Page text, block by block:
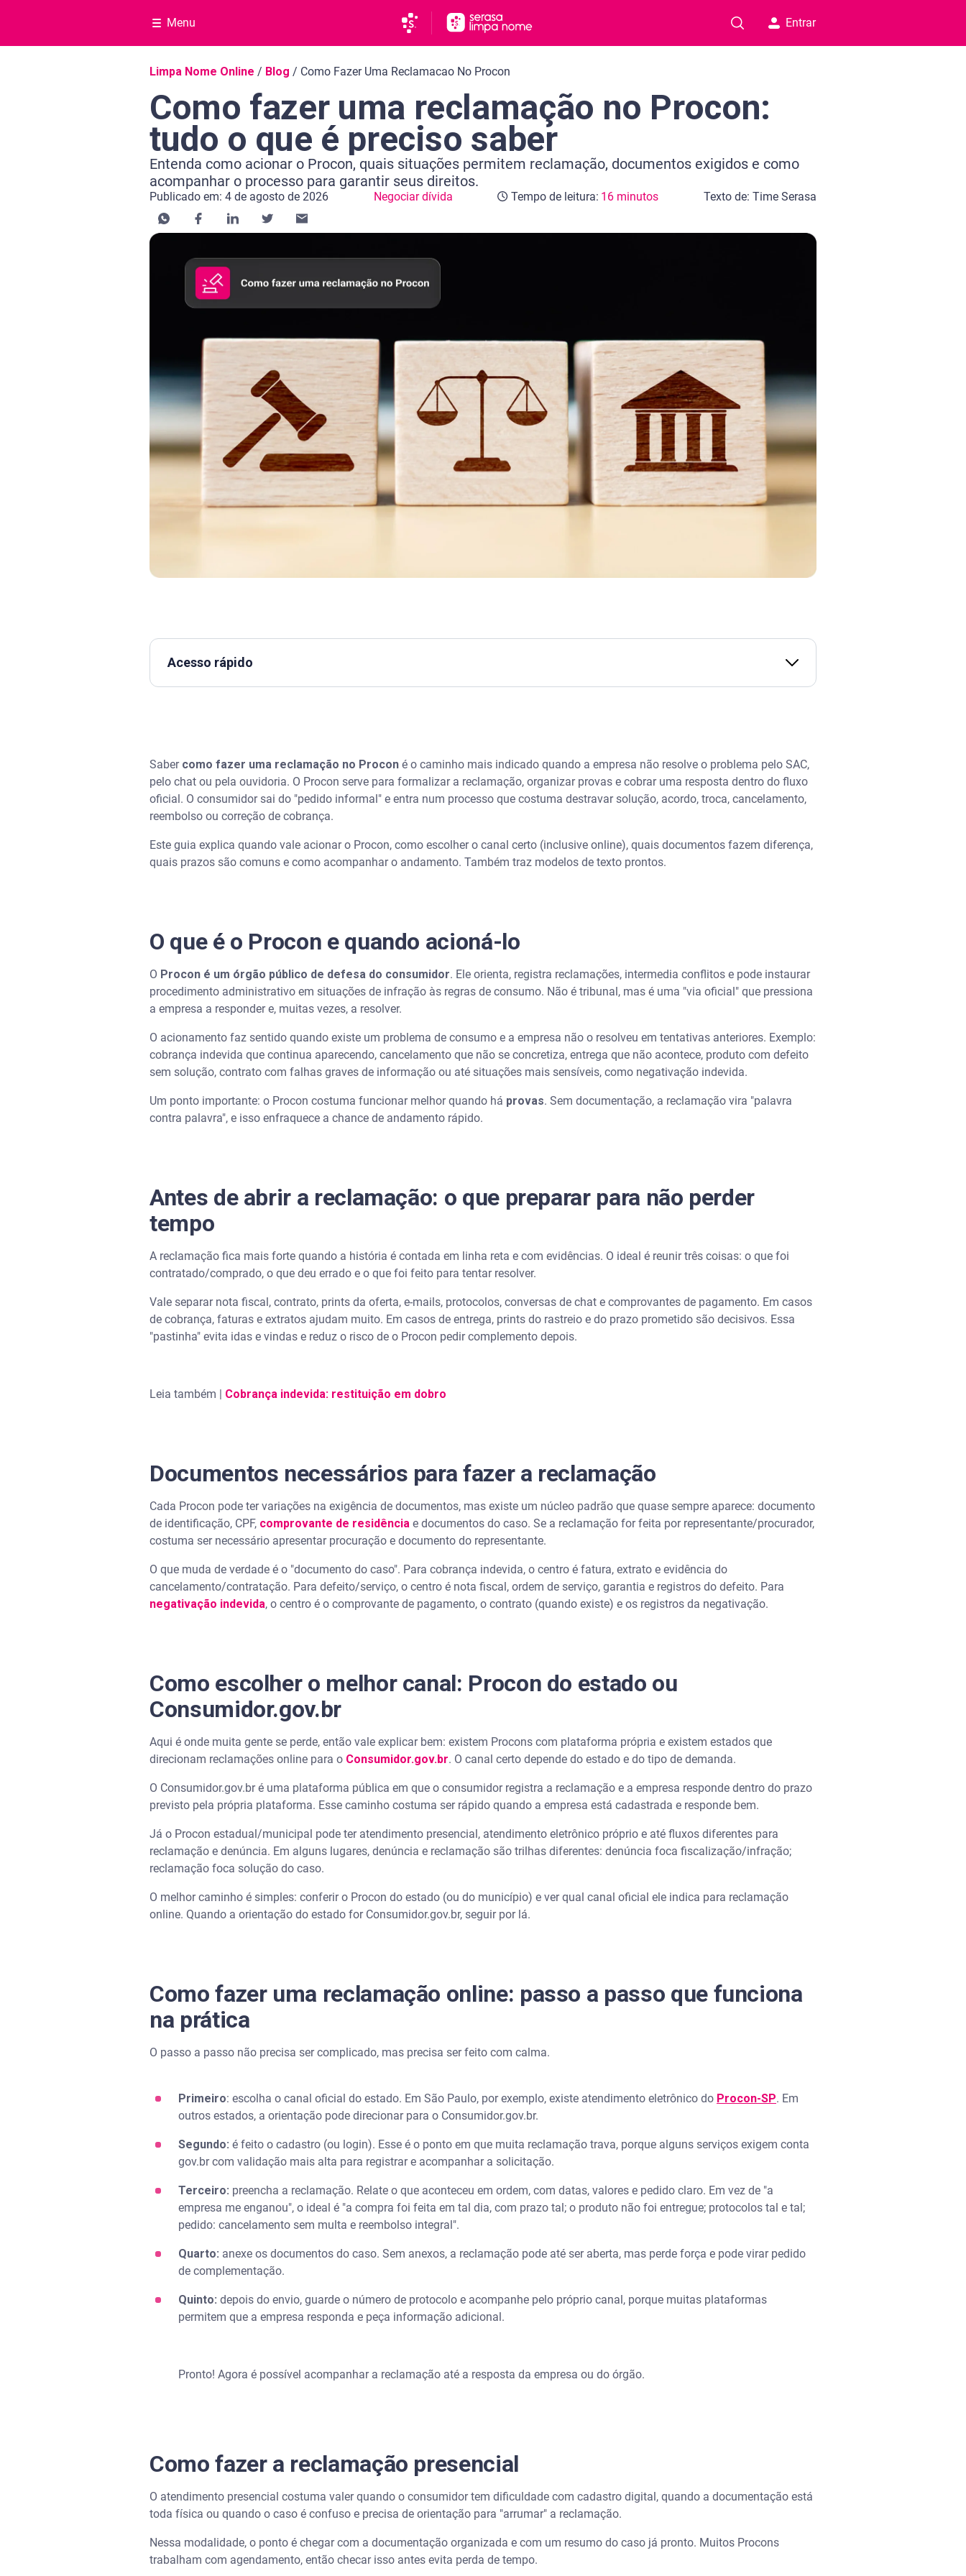
Menu Entrar
Navegação do blog
Limpa Nome Online / Blog / Como Fazer Uma Reclamacao No Procon
Como fazer uma reclamação no Procon:
tudo o que é preciso saber
Entenda como acionar o Procon, quais situações permitem reclamação, documentos exigidos e como
acompanhar o processo para garantir seus direitos.
Publicado em: 4 de agosto de 2026 Negociar dívida
Categoria Negociar dívida Tempo de leitura: 16 minutos
Tempo de leitura: 16 minutos Texto de: Time Serasa
Acesso rápido
Documentos necessários para fazer a reclamação
Como escolher o melhor canal: Procon do estado ou Consumidor.gov.br
Como fazer uma reclamação online: passo a passo que funciona na prática
Tabela de prazos médios (referência)
Como escrever uma reclamação que a empresa e o Procon entendam rapidamente
O que acontece quando alguém denuncia uma empresa no Procon?
Cuidados na hora de escolher empresas e serviços
O que são danos morais?
Monitore as finanças para evitar que o problema vire uma bola de neve
Se a dívida for legítima, negocie com segurança no Serasa Limpa Nome
Perguntas frequentes sobre como fazer reclamação no Procon
O que preciso para abrir uma reclamação no Procon?
Quais motivos pode denunciar uma empresa?
Saber como fazer uma reclamação no Procon é o caminho mais indicado quando a empresa não resolve o problema pelo SAC,
pelo chat ou pela ouvidoria. O Procon serve para formalizar a reclamação, organizar provas e cobrar uma resposta dentro do fluxo
oficial. O consumidor sai do "pedido informal" e entra num processo que costuma destravar solução, acordo, troca, cancelamento,
reembolso ou correção de cobrança.
Este guia explica quando vale acionar o Procon, como escolher o canal certo (inclusive online), quais documentos fazem diferença,
quais prazos são comuns e como acompanhar o andamento. Também traz modelos de texto prontos.
O que é o Procon e quando acioná-lo
O Procon é um órgão público de defesa do consumidor. Ele orienta, registra reclamações, intermedia conflitos e pode instaurar
procedimento administrativo em situações de infração às regras de consumo. Não é tribunal, mas é uma "via oficial" que pressiona
a empresa a responder e, muitas vezes, a resolver.
O acionamento faz sentido quando existe um problema de consumo e a empresa não o resolveu em tentativas anteriores. Exemplo:
cobrança indevida que continua aparecendo, cancelamento que não se concretiza, entrega que não acontece, produto com defeito
sem solução, contrato com falhas graves de informação ou até situações mais sensíveis, como negativação indevida.
Um ponto importante: o Procon costuma funcionar melhor quando há provas. Sem documentação, a reclamação vira "palavra
contra palavra", e isso enfraquece a chance de andamento rápido.
Antes de abrir a reclamação: o que preparar para não perder
tempo
A reclamação fica mais forte quando a história é contada em linha reta e com evidências. O ideal é reunir três coisas: o que foi
contratado/comprado, o que deu errado e o que foi feito para tentar resolver.
Vale separar nota fiscal, contrato, prints da oferta, e-mails, protocolos, conversas de chat e comprovantes de pagamento. Em casos
de cobrança, faturas e extratos ajudam muito. Em casos de entrega, prints do rastreio e do prazo prometido são decisivos. Essa
"pastinha" evita idas e vindas e reduz o risco de o Procon pedir complemento depois.
Leia também | Cobrança indevida: restituição em dobro
Documentos necessários para fazer a reclamação
Cada Procon pode ter variações na exigência de documentos, mas existe um núcleo padrão que quase sempre aparece: documento
de identificação, CPF, comprovante de residência e documentos do caso. Se a reclamação for feita por representante/procurador,
costuma ser necessário apresentar procuração e documento do representante.
O que muda de verdade é o "documento do caso". Para cobrança indevida, o centro é fatura, extrato e evidência do
cancelamento/contratação. Para defeito/serviço, o centro é nota fiscal, ordem de serviço, garantia e registros do defeito. Para
negativação indevida, o centro é o comprovante de pagamento, o contrato (quando existe) e os registros da negativação.
Como escolher o melhor canal: Procon do estado ou
Consumidor.gov.br
Aqui é onde muita gente se perde, então vale explicar bem: existem Procons com plataforma própria e existem estados que
direcionam reclamações online para o Consumidor.gov.br. O canal certo depende do estado e do tipo de demanda.
O Consumidor.gov.br é uma plataforma pública em que o consumidor registra a reclamação e a empresa responde dentro do prazo
previsto pela própria plataforma. Esse caminho costuma ser rápido quando a empresa está cadastrada e responde bem.
Já o Procon estadual/municipal pode ter atendimento presencial, atendimento eletrônico próprio e até fluxos diferentes para
reclamação e denúncia. Em alguns lugares, denúncia e reclamação são trilhas diferentes: denúncia foca fiscalização/infração;
reclamação foca solução do caso.
O melhor caminho é simples: conferir o Procon do estado (ou do município) e ver qual canal oficial ele indica para reclamação
online. Quando a orientação do estado for Consumidor.gov.br, seguir por lá.
Como fazer uma reclamação online: passo a passo que funciona
na prática
O passo a passo não precisa ser complicado, mas precisa ser feito com calma.
Primeiro: escolha o canal oficial do estado. Em São Paulo, por exemplo, existe atendimento eletrônico do Procon-SP. Em
outros estados, a orientação pode direcionar para o Consumidor.gov.br.
Segundo: é feito o cadastro (ou login). Esse é o ponto em que muita reclamação trava, porque alguns serviços exigem conta
gov.br com validação mais alta para registrar e acompanhar a solicitação.
Terceiro: preencha a reclamação. Relate o que aconteceu em ordem, com datas, valores e pedido claro. Em vez de "a
empresa me enganou", o ideal é "a compra foi feita em tal dia, com prazo tal; o produto não foi entregue; protocolos tal e tal;
pedido: cancelamento sem multa e reembolso integral".
Quarto: anexe os documentos do caso. Sem anexos, a reclamação pode até ser aberta, mas perde força e pode virar pedido
de complementação.
Quinto: depois do envio, guarde o número de protocolo e acompanhe pelo próprio canal, porque muitas plataformas
permitem que a empresa responda e peça informação adicional.
Pronto! Agora é possível acompanhar a reclamação até a resposta da empresa ou do órgão.
Como fazer a reclamação presencial
O atendimento presencial costuma valer quando o consumidor tem dificuldade com cadastro digital, quando a documentação está
toda física ou quando o caso é confuso e precisa de orientação para "arrumar" a reclamação.
Nessa modalidade, o ponto é chegar com a documentação organizada e com um resumo do caso já pronto. Muitos Procons
trabalham com agendamento, então checar isso antes evita perda de tempo.